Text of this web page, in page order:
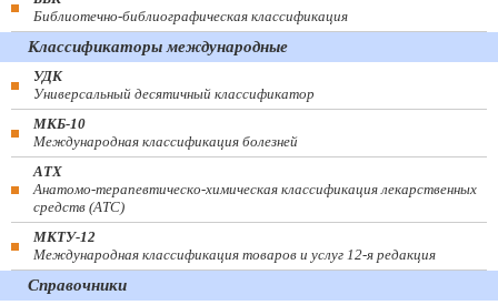
Библиотечно-библиографическая классификация
Классификаторы международные
УДК
Универсальный десятичный классификатор
МКБ-10
Международная классификация болезней
АТХ
Анатомо-терапевтическо-химическая классификация лекарственных
средств (ATC)
МКТУ-12
Международная классификация товаров и услуг 12-я редакция
Справочники